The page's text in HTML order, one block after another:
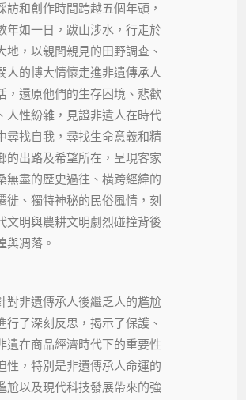
訪和創作時間跨越五個年頭，
年如一日，跋山涉水，行走於
地，以親聞親見的田野調查、
人的博大情懷走進非遺傳承人
，還原他們的生存困境、悲歡
人性紛雜，見證非遺人在時代
尋找自我，尋找生命意義和精
的出路及希望所在，呈現客家
無盡的歷史過往、橫跨經緯的
徙、獨特神秘的民俗風情，刻
文明與農耕文明劇烈碰撞背後
與凋落。
對非遺傳承人後繼乏人的尷尬
行了深刻反思，揭示了保護、
遺在商品經濟時代下的重要性
性，特別是非遺傳承人命運的
尬以及現代科技發展帶來的強